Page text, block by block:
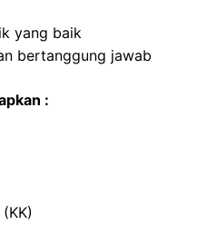
yang baik
bertanggung jawab
: